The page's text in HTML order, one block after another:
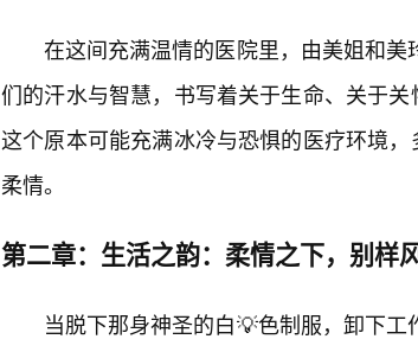
在这间充满温情的医院里，由美姐和
们的汗水与智慧，书写着关于生命、关于
这个原本可能充满冰冷与恐惧的医疗环境
柔情。
第二章：生活之韵：柔情之下，别样
当脱下那身神圣的白💡色制服，卸下